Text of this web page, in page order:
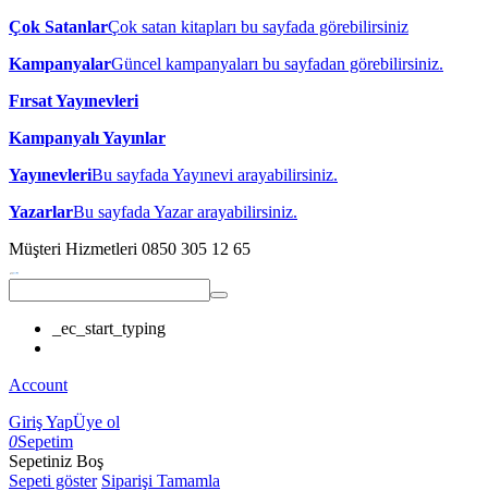
Çok SatanlarÇok satan kitapları bu sayfada görebilirsiniz
KampanyalarGüncel kampanyaları bu sayfadan görebilirsiniz.
Fırsat Yayınevleri
Kampanyalı Yayınlar
YayınevleriBu sayfada Yayınevi arayabilirsiniz.
YazarlarBu sayfada Yazar arayabilirsiniz.
Müşteri Hizmetleri 0850 305 12 65
_ec_start_typing
Account
Giriş YapÜye ol
0Sepetim
Sepetiniz Boş
Sepeti göster Siparişi Tamamla